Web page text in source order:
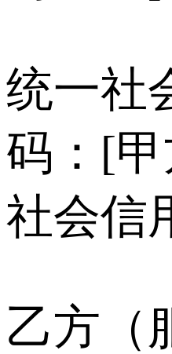
统一社
码：[
社会信
乙方（